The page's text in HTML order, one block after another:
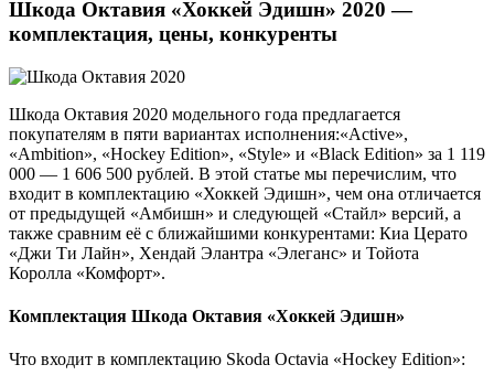
Шкода Октавия «Хоккей Эдишн» 2020 —
комплектация, цены, конкуренты
Шкода Октавия 2020 модельного года предлагается
покупателям в пяти вариантах исполнения:«Active»,
«Ambition», «Hockey Edition», «Style» и «Black Edition» за 1 119
000 — 1 606 500 рублей. В этой статье мы перечислим, что
входит в комплектацию «Хоккей Эдишн», чем она отличается
от предыдущей «Амбишн» и следующей «Стайл» версий, а
также сравним её с ближайшими конкурентами: Киа Церато
«Джи Ти Лайн», Хендай Элантра «Элеганс» и Тойота
Королла «Комфорт».
Комплектация Шкода Октавия «Хоккей Эдишн»
Что входит в комплектацию Skoda Octavia «Hockey Edition»: